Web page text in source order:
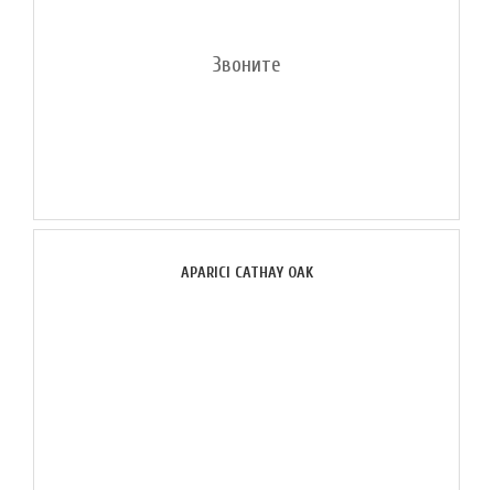
Звоните
APARICI CATHAY OAK